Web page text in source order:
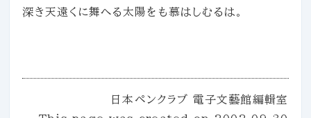
深き天遠くに舞へる太陽をも慕はしむるは。
日本ペンクラブ 電子文藝館編輯室